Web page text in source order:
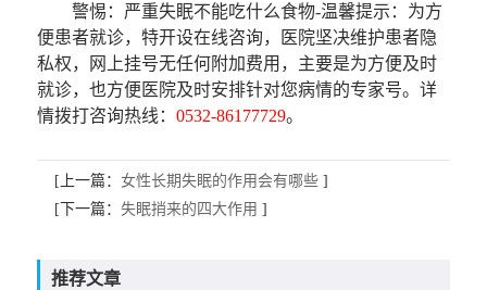
警惕：严重失眠不能吃什么食物-温馨提示 ：为方
便患者就诊，特开设在线咨询，医院坚决维护患者隐
私权，网上挂号无任何附加费用，主要是为方便及时
就诊，也方便医院及时安排针对您病情的专家号。详
情拨打咨询热线：0532-86177729。
[上一篇： 女性长期失眠的作用会有哪些]
[下一篇： 失眠捎来的四大作用 ]
推荐文章